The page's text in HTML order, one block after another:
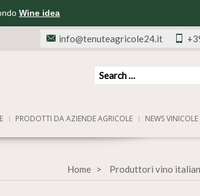
Wine idea
info@tenuteagricole24.it
PRODOTTI DA AZIENDE AGRICOLE NEWS VINICOLE
Home Produttori vino